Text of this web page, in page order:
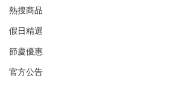
熱搜商品
假日精選
節慶優惠
官方公告